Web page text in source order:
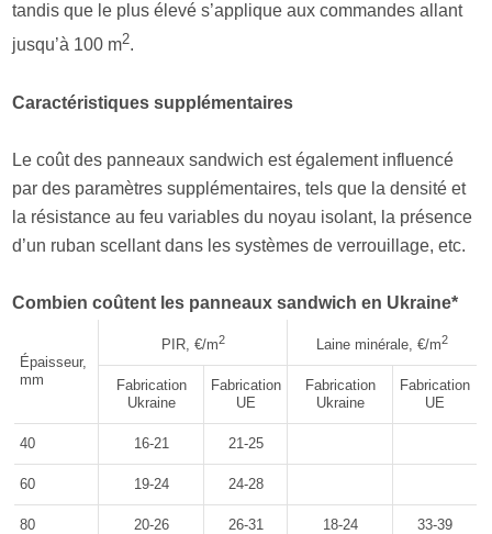
tandis que le plus élevé s’applique aux commandes allant
jusqu’à 100 m2.
Caractéristiques supplémentaires
Le coût des panneaux sandwich est également influencé
par des paramètres supplémentaires, tels que la densité et
la résistance au feu variables du noyau isolant, la présence
d’un ruban scellant dans les systèmes de verrouillage, etc.
Combien coûtent les panneaux sandwich en Ukraine*
Épaisseur,
mm
PIR, €/m2 Laine minérale, €/m2
Fabrication
Ukraine
Fabrication
UE
Fabrication
Ukraine
Fabrication
UE
40 16-21 21-25
60 19-24 24-28
80 20-26 26-31 18-24 33-39